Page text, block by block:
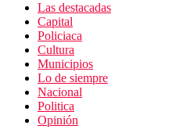
Las destacadas
Capital
Policiaca
Cultura
Municipios
Lo de siempre
Nacional
Politica
Opinión